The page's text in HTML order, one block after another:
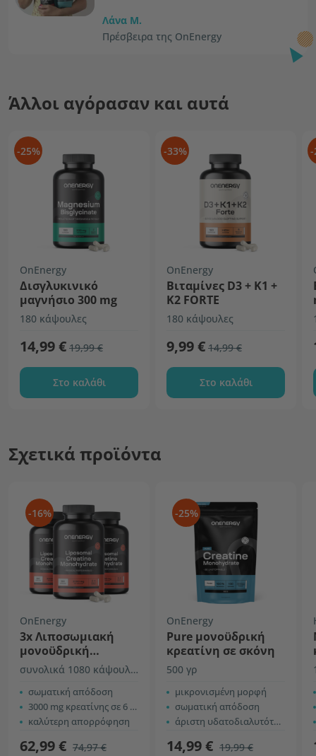
Λάνα Μ.
Πρέσβειρα της OnEnergy
Άλλοι αγόρασαν και αυτά
-25%
OnEnergy
Δισγλυκινικό
μαγνήσιο 300 mg
180 κάψουλες
14,99 € 19,99 €
Στο καλάθι
-33%
OnEnergy
Βιταμίνες D3 + K1 +
K2 FORTE
180 κάψουλες
9,99 € 14,99 €
Στο καλάθι
-
Σχετικά προϊόντα
-16%
OnEnergy
3x Λιποσωμιακή
μονοϋδρική
κρεατίνη 3000 mg
συνολικά 1080 κάψουλες
σωματική απόδοση
3000 mg κρεατίνης σε 6 κάψουλες
καλύτερη απορρόφηση
62,99 € 74,97 €
-25%
OnEnergy
Pure μονοϋδρική
κρεατίνη σε σκόνη
500 γρ
μικρονισμένη μορφή
σωματική απόδοση
άριστη υδατοδιαλυτότητα
14,99 € 19,99 €